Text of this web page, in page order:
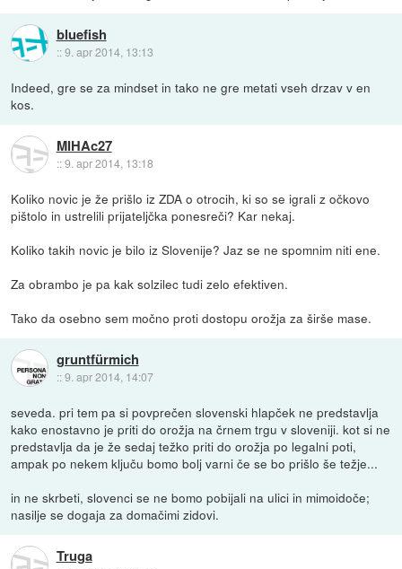
bluefish
::9. apr 2014, 13:13
Indeed, gre se za mindset in tako ne gre metati vseh drzav v en
kos.
MIHAc27
::9. apr 2014, 13:18
Koliko novic je že prišlo iz ZDA o otrocih, ki so se igrali z očkovo
pištolo in ustrelili prijateljčka ponesreči? Kar nekaj.
Koliko takih novic je bilo iz Slovenije? Jaz se ne spomnim niti ene.
Za obrambo je pa kak solzilec tudi zelo efektiven.
Tako da osebno sem močno proti dostopu orožja za širše mase.
gruntfürmich
::9. apr 2014, 14:07
seveda. pri tem pa si povprečen slovenski hlapček ne predstavlja
kako enostavno je priti do orožja na črnem trgu v sloveniji. kot si ne
predstavlja da je že sedaj težko priti do orožja po legalni poti,
ampak po nekem ključu bomo bolj varni če se bo prišlo še težje...
in ne skrbeti, slovenci se ne bomo pobijali na ulici in mimoidoče;
nasilje se dogaja za domačimi zidovi.
Truga